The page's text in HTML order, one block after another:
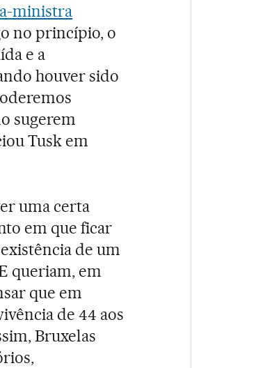
ministra
no princípio, o
e a
houver sido
sugerem
Tusk em
uma certa
em que ficar
de um
queriam, em
que em
de 44 aos
Bruxelas